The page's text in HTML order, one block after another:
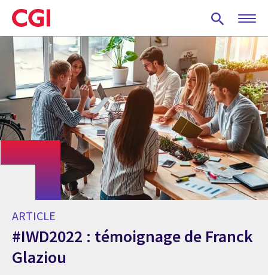
Skip
to
main
content
ARTICLE
#IWD2022 : témoignage de Franck
Glaziou